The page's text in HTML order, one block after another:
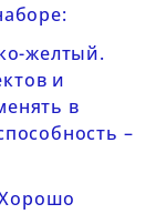
желтый.
и
в
–